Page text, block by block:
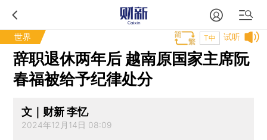
世界 试听
T中
辞职退休两年后 越南原国家主席阮
春福被给予纪律处分
文｜财新 李忆
2024年12月14日 08:09